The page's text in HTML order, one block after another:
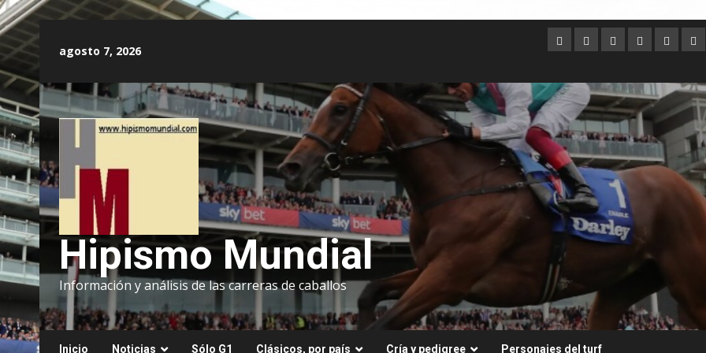
contenido
agosto 7, 2026
Argentina
AustraliaBrasilChileDubai
Hipismo Mundial
Información y análisis de las carreras de caballos
Inicio Noticias Sólo G1 Clásicos, por país Cría y pedigree Personajes del turf